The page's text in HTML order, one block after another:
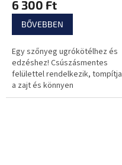
ízületeket
6 300 Ft
BŐVEBBEN
Egy szőnyeg ugrókötélhez és
edzéshez! Csúszásmentes
felülettel rendelkezik, tompítja
a zajt és könnyen
karbantartható.